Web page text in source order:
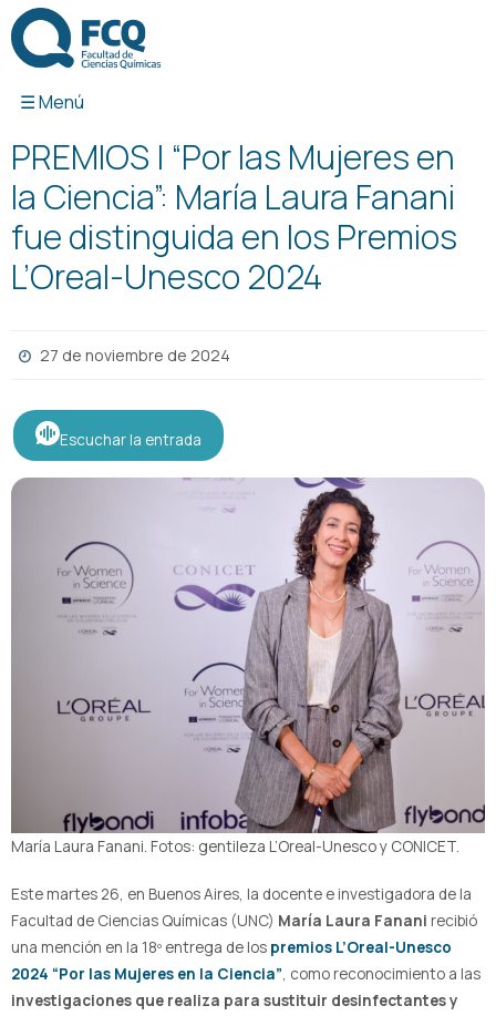
contenido
PREMIOS | “Por las Mujeres en
la Ciencia”: María Laura Fanani
fue distinguida en los Premios
L’Oreal-Unesco 2024
27 de noviembre de 2024
Escuchar la entrada
María Laura Fanani. Fotos: gentileza L’Oreal-Unesco y CONICET.
Este martes 26, en Buenos Aires, la docente e investigadora de la
Facultad de Ciencias Químicas (UNC) María Laura Fanani recibió
una mención en la 18º entrega de los premios L’Oreal-Unesco
2024 “Por las Mujeres en la Ciencia”, como reconocimiento a las
investigaciones que realiza para sustituir desinfectantes y